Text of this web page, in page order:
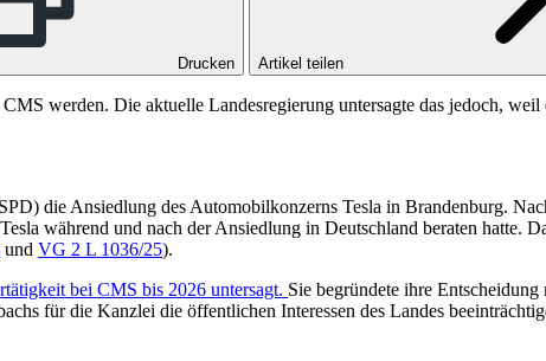
Drucken Artikel teilen
werden. Die aktuelle Landesregierung untersagte das jedoch,
die Ansiedlung des Automobilkonzerns Tesla in Brandenburg.
während und nach der Ansiedlung in Deutschland beraten hatte.
und VG 2 L 1036/25).
bei CMS bis 2026 untersagt. Sie begründete ihre
für die Kanzlei die öffentlichen Interessen des Landes